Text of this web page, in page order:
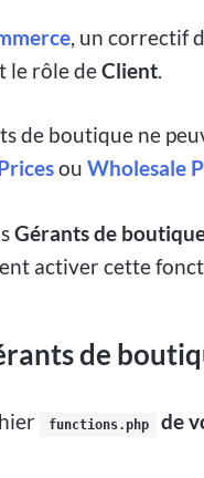
, un correctif
le rôle deClient.
de boutique ne
ouWholesale
Gérants de
activer cette
de
functions.php de